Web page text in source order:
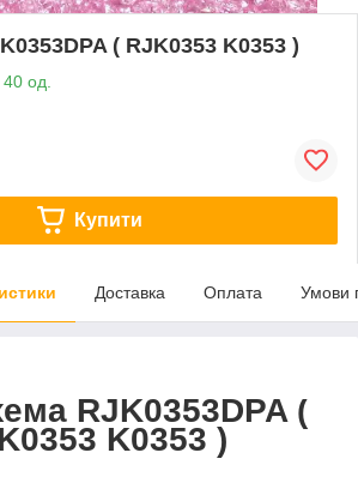
( RJK0353 K0353 )
од.
Купити
Доставка Оплата Умови
RJK0353DPA (
K0353 )